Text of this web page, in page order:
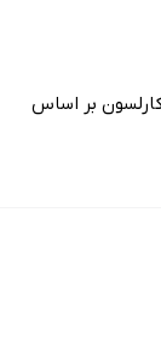
بر اساس